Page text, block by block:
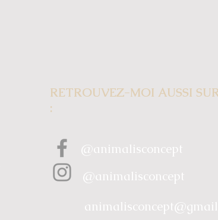
RETROUVEZ-MOI AUSSI
:
@animalisconcept
@animalisconcept